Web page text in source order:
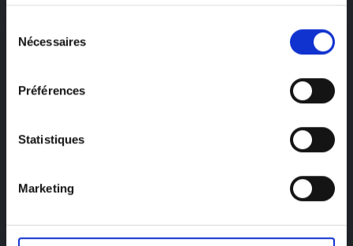
pouvez modifier vos préférences à tout moment.
Nécessaires
Préférences
Statistiques
Marketing
des volumes d’appels entrants
de prévoir les volumes d’appels futurs attendus afin